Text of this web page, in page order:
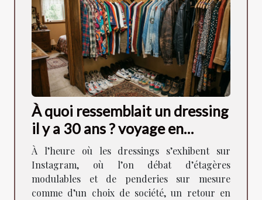
À quoi ressemblait un dressing
il y a 30 ans ? voyage en
images
À l’heure où les dressings s’exhibent sur
Instagram, où l’on débat d’étagères
modulables et de penderies sur mesure
comme d’un choix de société, un retour en